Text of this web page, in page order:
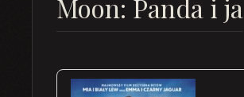
Moon: Panda i ja